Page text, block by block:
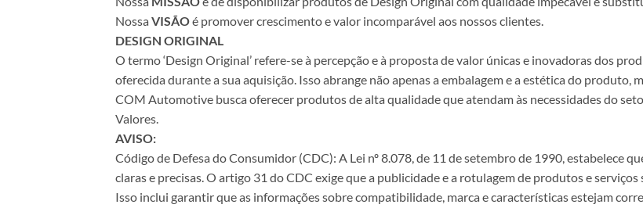
Nossa VISÃOé promover crescimento e valor incomparável aos nossos clientes.
DESIGN ORIGINAL
O termo ‘Design Original’ refere-se à percepção e à proposta de valor únicas e inovadoras dos
oferecida durante a sua aquisição. Isso abrange não apenas a embalagem e a estética do produto,
COM Automotive busca oferecer produtos de alta qualidade que atendam às necessidades do
Valores.
AVISO:
Código de Defesa do Consumidor (CDC): A Lei nº 8.078, de 11 de setembro de 1990, estabelece
claras e precisas. O artigo 31 do CDC exige que a publicidade e a rotulagem de produtos e
Isso inclui garantir que as informações sobre compatibilidade, marca e características estejam